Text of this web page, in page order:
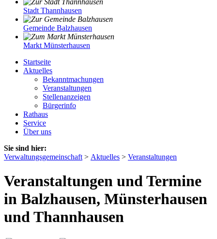
Stadt Thannhausen
Gemeinde Balzhausen
Markt Münsterhausen
Startseite
Aktuelles
Bekanntmachungen
Veranstaltungen
Stellenanzeigen
Bürgerinfo
Rathaus
Service
Über uns
Sie sind hier:
Verwaltungsgemeinschaft > Aktuelles > Veranstaltungen
Veranstaltungen und Termine
in Balzhausen, Münsterhausen
und Thannhausen